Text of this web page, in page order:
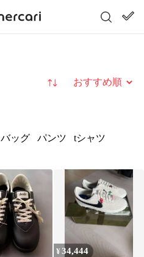
並び替え
バッグ パンツ
tシャツ
¥34,444